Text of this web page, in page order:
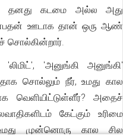
தனது கடமை அல்ல அது
ஊடாக தான் ஒரு ஆண்
சொல்கின்றார்.
'லிமிட்', 'அனுங்கி அனுங்கி'
சொல்லும் நீர், உமது கால
அதைச்
கேட்கும் உரிமை
முன்னொரு கால சில